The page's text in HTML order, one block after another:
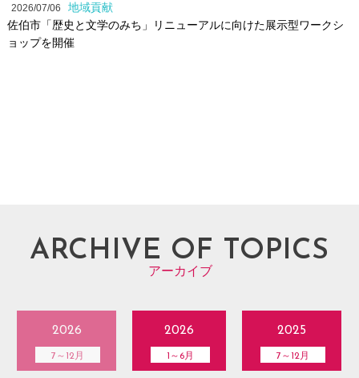
2026/07/06
地域貢献
佐伯市「歴史と文学のみち」リニューアルに向けた展示型ワークシ
ョップを開催
ARCHIVE OF TOPICS
アーカイブ
2026
7～12月
2026
1～6月
2025
7～12月